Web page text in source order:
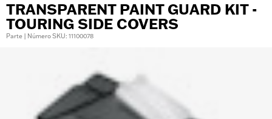
TRANSPARENT PAINT GUARD KIT -
TOURING SIDE COVERS
Parte | Número SKU: 11100078